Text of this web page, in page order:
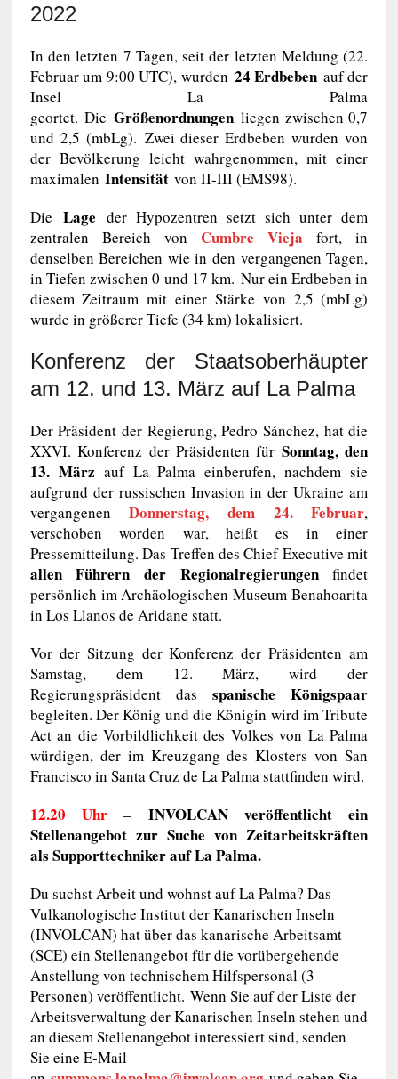
2022
In den letzten 7 Tagen, seit der letzten Meldung (22.
Februar um 9:00 UTC), wurden 24 Erdbeben auf der
Insel La Palma
geortet. DieGrößenordnungen liegen zwischen 0,7
und 2,5 (mbLg). Zwei dieser Erdbeben wurden von
der Bevölkerung leicht wahrgenommen, mit einer
maximalen Intensitätvon II-III (EMS98).
Die Lage der Hypozentren setzt sich unter dem
zentralen Bereich von Cumbre Vieja fort, in
denselben Bereichen wie in den vergangenen Tagen,
in Tiefen zwischen 0 und 17 km. Nur ein Erdbeben in
diesem Zeitraum mit einer Stärke von 2,5 (mbLg)
wurde in größerer Tiefe (34 km) lokalisiert.
Konferenz der Staatsoberhäupter
am 12. und 13. März auf La Palma
Der Präsident der Regierung, Pedro Sánchez, hat die
XXVI. Konferenz der Präsidenten für Sonntag, den
13. März auf La Palma einberufen, nachdem sie
aufgrund der russischen Invasion in der Ukraine am
vergangenenDonnerstag, dem 24. Februar,
verschoben worden war, heißt es in einer
Pressemitteilung. Das Treffen des Chief Executive mit
allen Führern der Regionalregierungenfindet
persönlich im Archäologischen Museum Benahoarita
in Los Llanos de Aridane statt.
Vor der Sitzung der Konferenz der Präsidenten am
Samstag, dem 12. März, wird der
Regierungspräsident dasspanische Königspaar
begleiten. Der König und die Königin wird im Tribute
Act an die Vorbildlichkeit des Volkes von La Palma
würdigen, der im Kreuzgang des Klosters von San
Francisco in Santa Cruz de La Palma stattfinden wird.
12.20 Uhr– INVOLCAN veröffentlicht ein
Stellenangebot zur Suche von Zeitarbeitskräften
als Supporttechniker auf La Palma.
Du suchst Arbeit und wohnst auf La Palma? Das
Vulkanologische Institut der Kanarischen Inseln
(INVOLCAN) hat über das kanarische Arbeitsamt
(SCE) ein Stellenangebot für die vorübergehende
Anstellung von technischem Hilfspersonal (3
Personen) veröffentlicht. Wenn Sie auf der Liste der
Arbeitsverwaltung der Kanarischen Inseln stehen und
an diesem Stellenangebot interessiert sind, senden
Sie eine E-Mail